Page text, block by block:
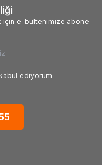
için e-bültenimize abone
ediyorum.